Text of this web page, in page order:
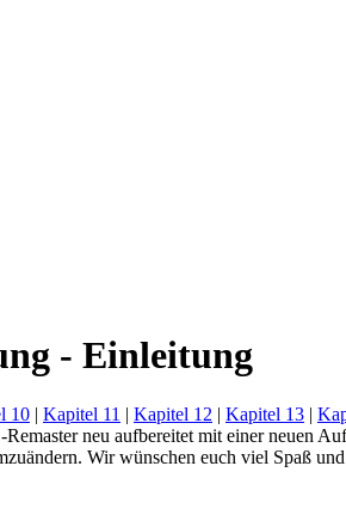
- Einleitung
10 | Kapitel 11 | Kapitel 12 | Kapitel 13 |
neu aufbereitet mit einer neuen
Wir wünschen euch viel Spaß